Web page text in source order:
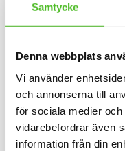
Samtycke
Denna webbplats
Vi använder
och annonserna till
för sociala medier
vidarebefordrar även
information från din
Mössa med
Kelpie
Mössa i bomullspandex
siluettmotiv av en
Kelpie. Mössan finns i
färger.
159SEK